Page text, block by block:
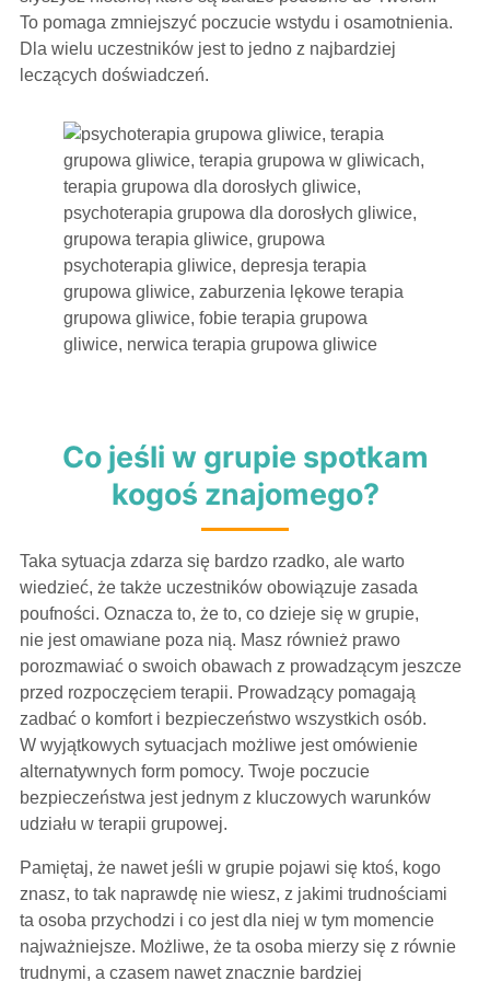
To pomaga zmniejszyć poczucie wstydu i osamotnienia.
Dla wielu uczestników jest to jedno z najbardziej
leczących doświadczeń.
Co jeśli w grupie spotkam
kogoś znajomego?
Taka sytuacja zdarza się bardzo rzadko, ale warto
wiedzieć, że także uczestników obowiązuje zasada
poufności. Oznacza to, że to, co dzieje się w grupie,
nie jest omawiane poza nią. Masz również prawo
porozmawiać o swoich obawach z prowadzącym jeszcze
przed rozpoczęciem terapii. Prowadzący pomagają
zadbać o komfort i bezpieczeństwo wszystkich osób.
W wyjątkowych sytuacjach możliwe jest omówienie
alternatywnych form pomocy. Twoje poczucie
bezpieczeństwa jest jednym z kluczowych warunków
udziału w terapii grupowej.
Pamiętaj, że nawet jeśli w grupie pojawi się ktoś, kogo
znasz, to tak naprawdę nie wiesz, z jakimi trudnościami
ta osoba przychodzi i co jest dla niej w tym momencie
najważniejsze. Możliwe, że ta osoba mierzy się z równie
trudnymi, a czasem nawet znacznie bardziej